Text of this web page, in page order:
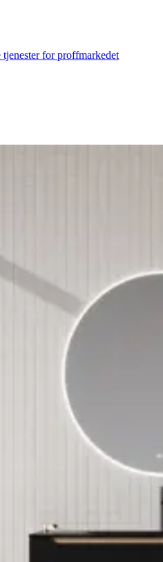
tjenester for proffmarkedet